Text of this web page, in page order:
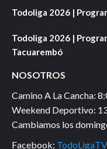
Todoliga 2026 |
Todoliga 2026 |
Tacuarembó
NOSOTROS
Camino A La Cancha:
Weekend Deportivo:
Cambiamos los
Facebook: TodoLigaTV